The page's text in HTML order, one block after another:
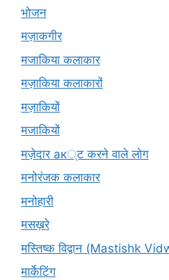
भोजन
मज़ाकगीर
मजाकिया कलाकार
मज़ाकिया कलाकारों
मज़ाकियों
मजाकियों
मज़ेदार ак्ट करने वाले लोग
मनोरंजक कलाकार
मनोहारी
मसख़रे
मस्तिष्क विद्वान (Mastishk
मार्केटिंग